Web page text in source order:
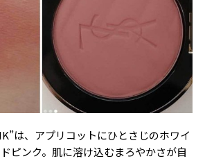
は、アプリコットにひとさじのホワイ
ピンク。肌に溶け込むまろやかさが自